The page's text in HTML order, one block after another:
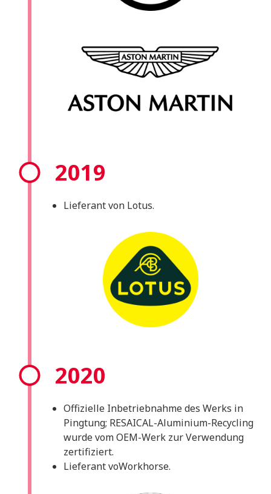
2019
Lieferant von Lotus.
2020
Offizielle Inbetriebnahme des Werks in
Pingtung; RESAICAL-Aluminium-Recycling
wurde vom OEM-Werk zur Verwendung
zertifiziert.
Lieferant voWorkhorse.